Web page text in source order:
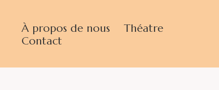
À propos de nous
Théatre
Contact